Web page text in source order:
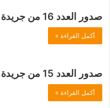
صدور العدد 16 من جريدة NÛJEN التجديد
أكمل القراءة »
صدور العدد 15 من جريدة NÛJEN التجديد
أكمل القراءة »